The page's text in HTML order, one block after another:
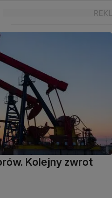
Kolejny zwrot